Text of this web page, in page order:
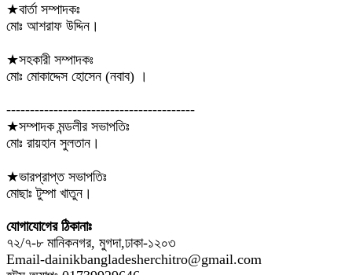
★বার্তা সম্পাদকঃ
মোঃ আশরাফ উদ্দিন।
★সহকারী সম্পাদকঃ
মোঃ মোকাদ্দেস হোসেন (নবাব) ।
----------------------------------------
★সম্পাদক মন্ডলীর সভাপতিঃ
মোঃ রায়হান সুলতান।
★ভারপ্রাপ্ত সভাপতিঃ
মোছাঃ টুম্পা খাতুন।
যোগাযোগের ঠিকানাঃ
৭২/৭-৮ মানিকনগর, মুগদা,ঢাকা-১২০৩
Email-dainikbangladesherchitro@gmail.com